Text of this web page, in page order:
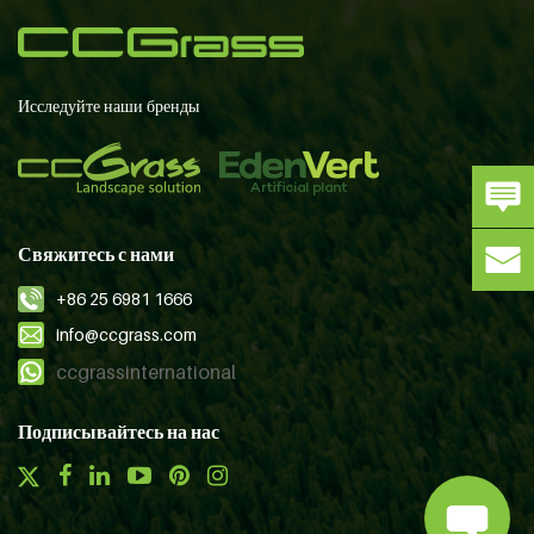
Исследуйте наши бренды
Свяжитесь с нами
+86 25 6981 1666
info@ccgrass.com
ccgrassinternational
Подписывайтесь на нас